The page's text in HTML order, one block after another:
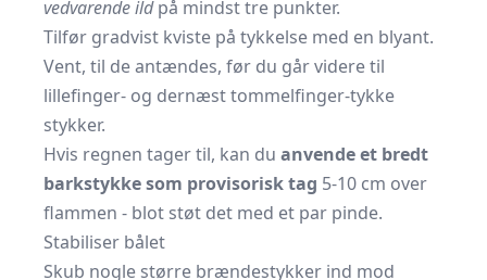
vedvarende ildpå mindst tre punkter.
Tilfør gradvist kviste på tykkelse med en blyant.
Vent, til de antændes, før du går videre til
lillefinger- og dernæst tommelfinger-tykke
stykker.
Hvis regnen tager til, kan du anvende et bredt
barkstykke som provisorisk tag 5-10 cm over
flammen - blot støt det med et par pinde.
Stabiliser bålet
Skub nogle større brændestykker ind mod